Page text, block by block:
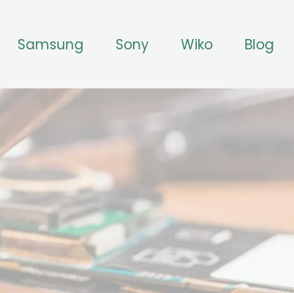
Samsung Sony Wiko Blog